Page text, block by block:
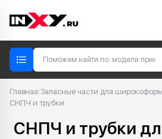
Главная/Запасные части для
СНПЧ и трубки
СНПЧ и трубки